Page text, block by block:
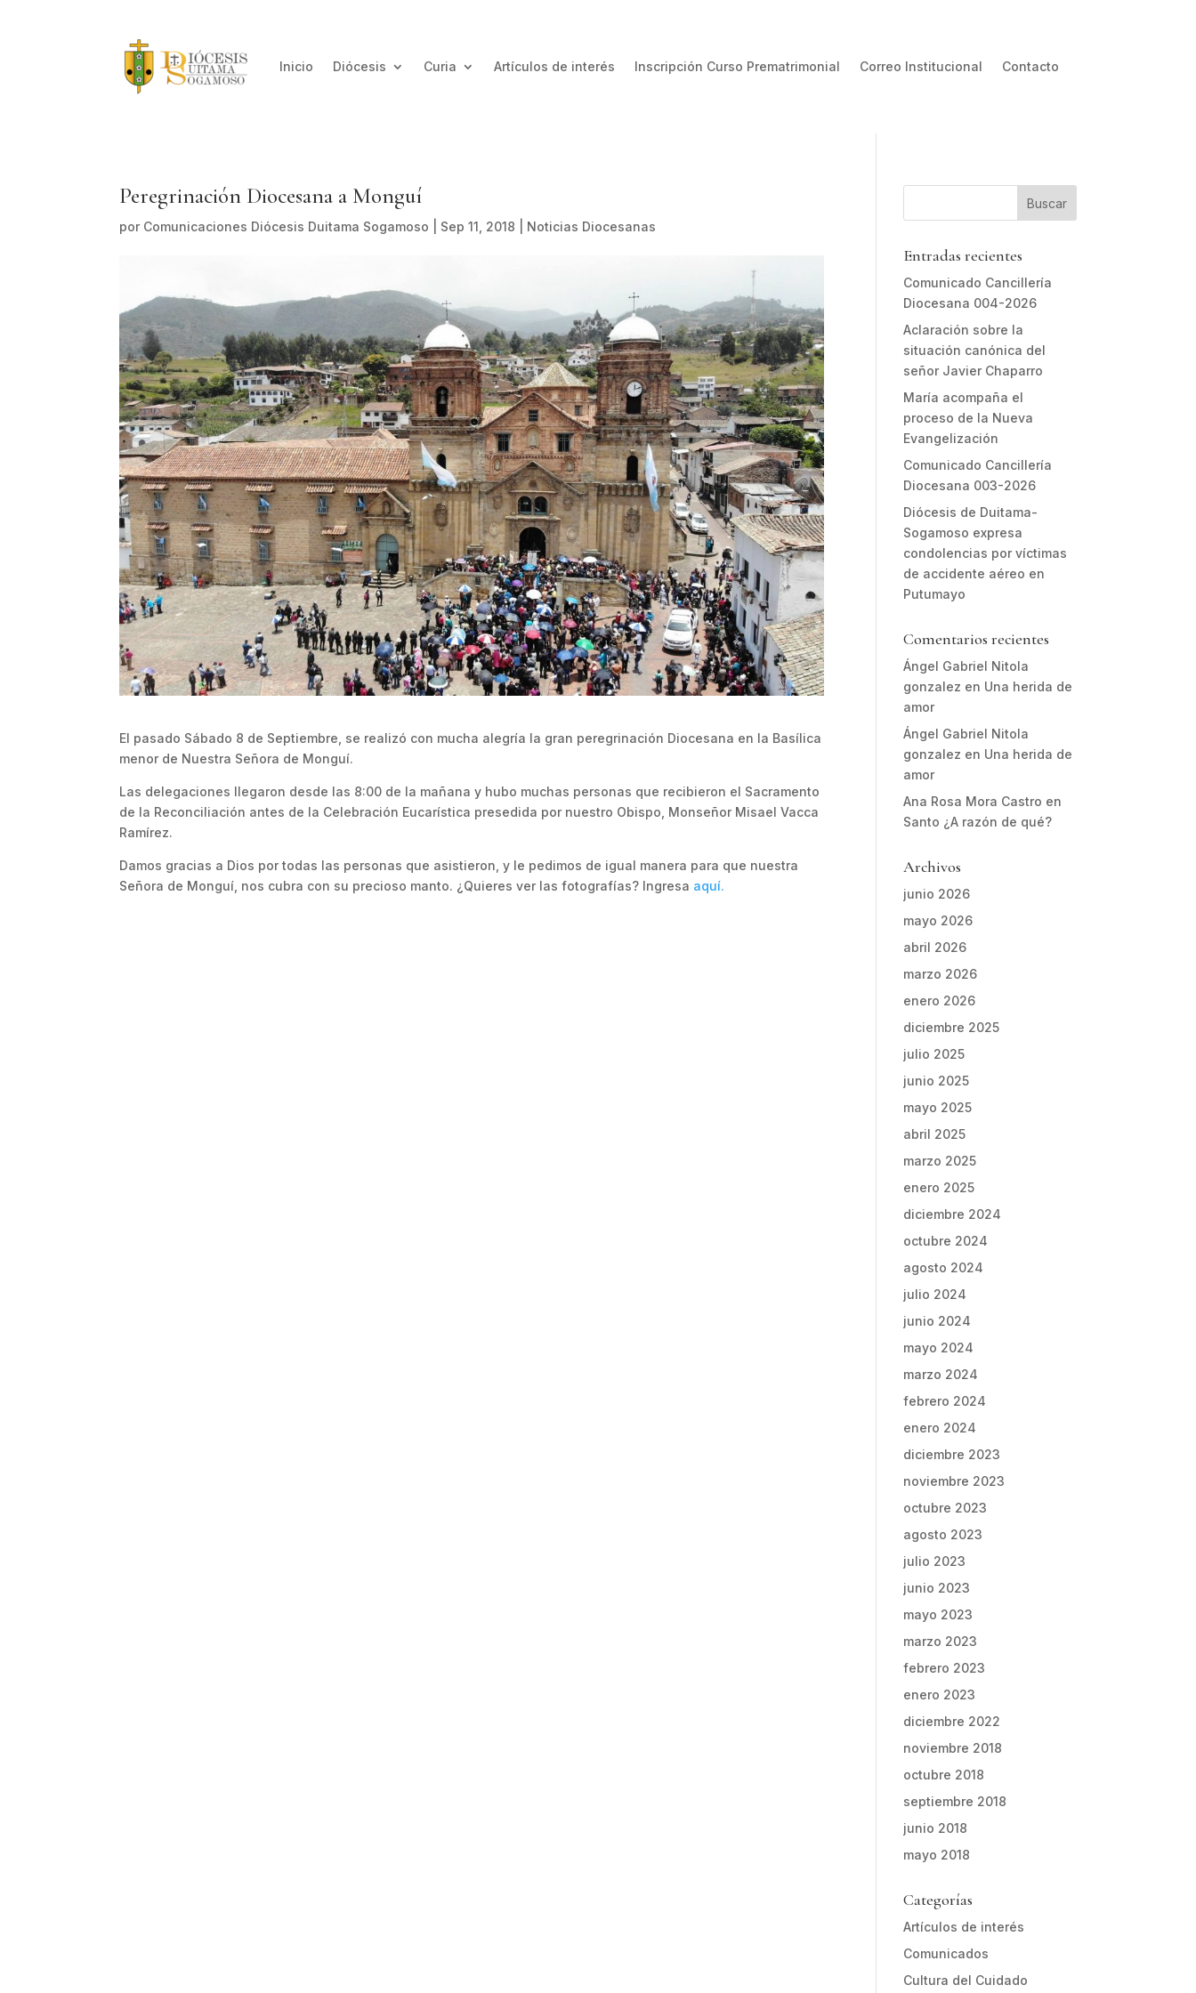
Inicio Diócesis Curia Artículos de interés Inscripción Curso Prematrimonial Correo Institucional Contacto
Peregrinación Diocesana a Monguí
por Comunicaciones Diócesis Duitama Sogamoso Sep 11, 2018 Noticias Diocesanas
El pasado Sábado 8 de Septiembre, se realizó con mucha alegría la gran peregrinación Diocesana en la Basílica
menor de Nuestra Señora de Monguí.
Las delegaciones llegaron desde las 8:00 de la mañana y hubo muchas personas que recibieron el Sacramento
de la Reconciliación antes de la Celebración Eucarística presedida por nuestro Obispo, Monseñor Misael Vacca
Ramírez.
Damos gracias a Dios por todas las personas que asistieron, y le pedimos de igual manera para que nuestra
Señora de Monguí, nos cubra con su precioso manto. ¿Quieres ver las fotografías? Ingresa aquí.
Entradas recientes
Comunicado Cancillería
Diocesana 004-2026
Aclaración sobre la
situación canónica del
señor Javier Chaparro
María acompaña el
proceso de la Nueva
Evangelización
Comunicado Cancillería
Diocesana 003-2026
Diócesis de Duitama-
Sogamoso expresa
condolencias por víctimas
de accidente aéreo en
Putumayo
Comentarios recientes
Ángel Gabriel Nitola
gonzalez en Una herida de
amor
Ángel Gabriel Nitola
gonzalez en Una herida de
amor
Ana Rosa Mora Castro en
Santo ¿A razón de qué?
Archivos
junio 2026
mayo 2026
abril 2026
marzo 2026
enero 2026
diciembre 2025
julio 2025
junio 2025
mayo 2025
abril 2025
marzo 2025
enero 2025
diciembre 2024
octubre 2024
agosto 2024
julio 2024
junio 2024
mayo 2024
marzo 2024
febrero 2024
enero 2024
diciembre 2023
noviembre 2023
octubre 2023
agosto 2023
julio 2023
junio 2023
mayo 2023
marzo 2023
febrero 2023
enero 2023
diciembre 2022
noviembre 2018
octubre 2018
septiembre 2018
junio 2018
mayo 2018
Categorías
Artículos de interés
Comunicados
Cultura del Cuidado